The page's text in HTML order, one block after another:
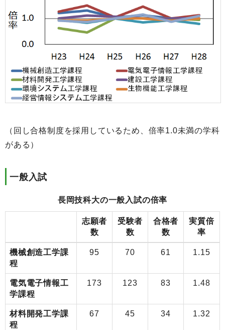
（回し合格制度を採用しているため、倍率1.0未満の学科
がある）
一般入試
長岡技科大の一般入試の倍率
志願者
数
受験者
数
合格者
数
実質倍
率
機械創造工学課
程
95 70 61 1.15
電気電子情報工
学課程
173 123 83 1.48
材料開発工学課
程
67 45 34 1.32